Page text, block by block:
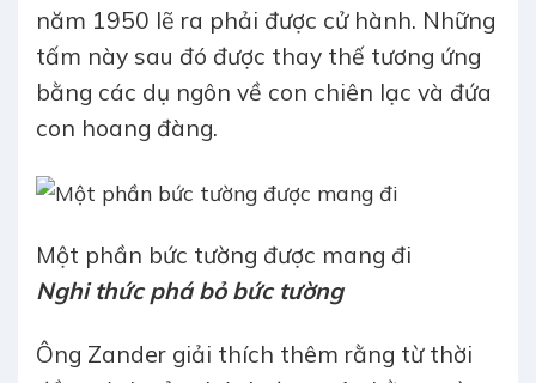
năm 1950 lẽ ra phải được cử hành. Những
tấm này sau đó được thay thế tương ứng
bằng các dụ ngôn về con chiên lạc và đứa
con hoang đàng.
Một phần bức tường được mang đi
Nghi thức phá bỏ bức tường
Ông Zander giải thích thêm rằng từ thời